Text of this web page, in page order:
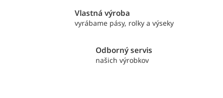
Vlastná výroba
vyrábame pásy, rolky a výseky
Odborný servis
našich výrobkov